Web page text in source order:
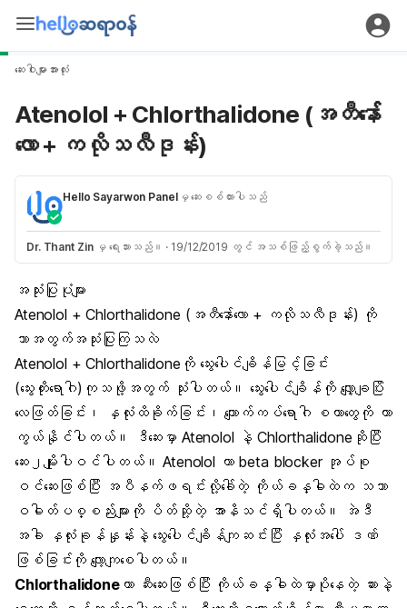
ဆေးဝါးများအားလုံး
Atenolol + Chlorthalidone (အတီနော်ေ်
လော + ကလိုသလီဒုန်း)
Hello Sayarwon Panelမှ ဆေးစစ်ထားပါသည်
Dr. Thant Zinမှ ရေးသားသည်။ · 19/12/2019 တွင် အသစ်ဖြည့်စွက်ခဲ့သည်။
အသုံးပြုပုံများ
Atenolol + Chlorthalidone (အတီနော်ေ်လော + ကလိုသလီဒုန်း) ကို
ဘာအတွက်အသုံးပြုကြသလဲ
Atenolol + Chlorthalidoneကို သွေးပေါင်ချိန်မြင့်ခြင်း
(သွေးတိုးရောဂါ)ကုသဖို့အတွက် သုံးပါတယ်။ သွေးပေါင်ချိန်ကို လျှော့ချပြိး
လေဖြတ်ခြင်း၊ နှလုံးထိခိုက်ခြင်း၊ ကျောက်ကပ်ရောဂါ စတာတွေကို ကာ
ကွယ်နိုင်ပါတယ်။ ဒီဆေးမှာ Atenolol နဲ့ Chlorthalidoneဆိုပြီး
ဆေး၂မျိုးပါဝင်ပါတယ်။ Atenolol ဟာ beta blocker အုပ်စု
ဝင်ဆေးဖြစ်ပြီး အပီနက်ဖရင်းလို့ခေါ်တဲ့ ကိုယ်ခန္ဓါထဲက သဘာ
ဝဓါတ်ပစ္စည်းများကို ပိတ်ဆို့တဲ့ အာနိသင်ရှိပါတယ်။ အဲဒီ
အခါ နှလုံးခုန်နှုန်းနဲ့ သွေးပေါင်ချိန်ကျဆင်းပြီး နှလုံးအပေါ် ဒဏ်
ဖြစ်ခြင်းကို လျော့ကျစေပါတယ်။
Chlorthalidoneဟာ ဆီးဆေးဖြစ်ပြီး ကိုယ်ခန္ဓါထဲမှာပိုနေတဲ့ ဆားနဲ့